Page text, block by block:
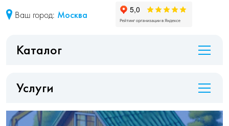
Ваш город: Москва
Каталог
Услуги